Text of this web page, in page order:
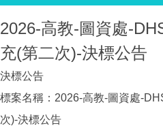
2026-高教-圖資處-
充(第二次)-決標公告
決標公告
標案名稱：2026-高教-圖資處-
次)-決標公告